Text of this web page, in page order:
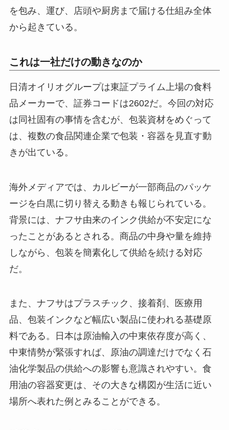
を包み、運び、店頭や厨房まで届ける仕組み全体
から起きている。
これは一社だけの動きなのか
日清オイリオグループは東証プライム上場の食料
品メーカーで、証券コードは2602だ。今回の対応
は同社固有の事情を含むが、包装資材をめぐって
は、複数の食品関連企業で包装・容器を見直す動
きが出ている。
海外メディアでは、カルビーが一部商品のパッケ
ージを白黒に切り替える動きも報じられている。
背景には、ナフサ由来のインク供給が不安定にな
ったことがあるとされる。商品の中身や量を維持
しながら、包装を簡素化して供給を続ける対応
だ。
また、ナフサはプラスチック、接着剤、医療用
品、包装インクなど幅広い製品に使われる基礎原
料である。日本は原油輸入の中東依存度が高く、
中東情勢が緊張すれば、原油の調達だけでなく石
油化学製品の供給への影響も意識されやすい。食
用油の容器変更は、その大きな構図が生活に近い
場所へ表れた例とみることができる。